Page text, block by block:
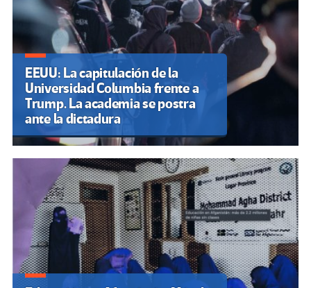
EEUU: La capitulación de la
Universidad Columbia frente a
Trump. La academia se postra
ante la dictadura